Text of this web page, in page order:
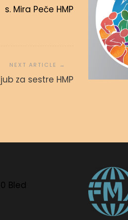
s. Mira Peče HMP
za sestre HMP
2019
Bled